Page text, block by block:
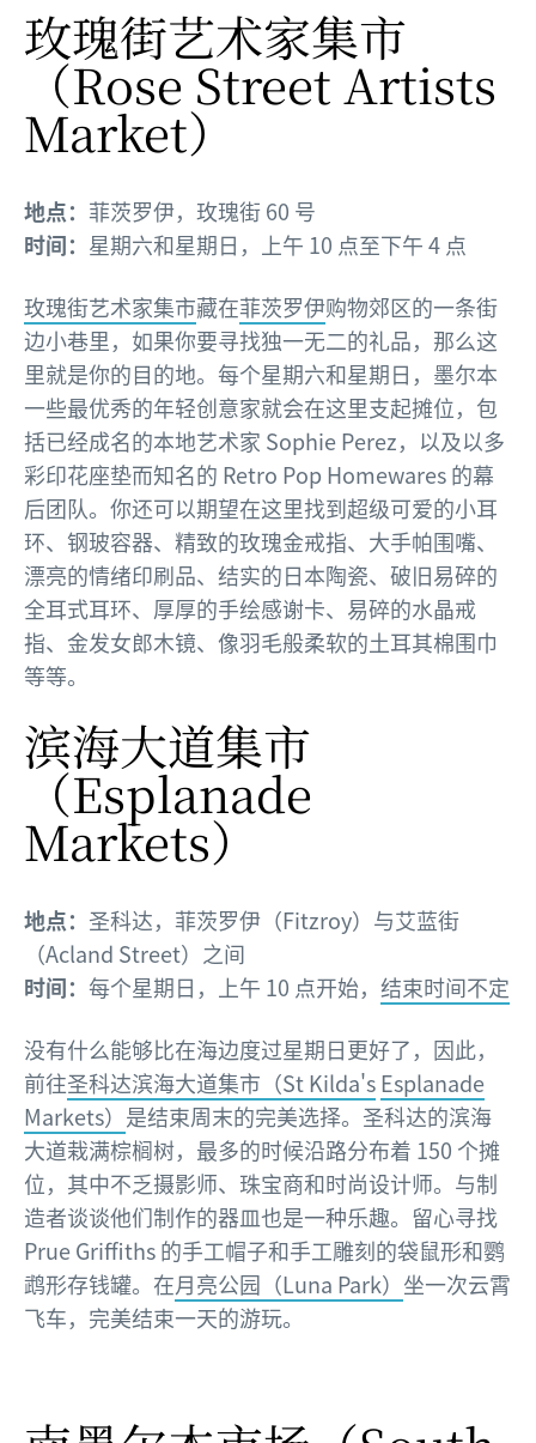
玫瑰街艺术家集市
（Rose Street Artists
Market）
地点： 菲茨罗伊，玫瑰街 60 号
时间： 星期六和星期日，上午 10 点至下午 4 点
玫瑰街艺术家集市藏在菲茨罗伊购物郊区的一条街
边小巷里，如果你要寻找独一无二的礼品，那么这
里就是你的目的地。每个星期六和星期日，墨尔本
一些最优秀的年轻创意家就会在这里支起摊位，包
括已经成名的本地艺术家 Sophie Perez，以及以多
彩印花座垫而知名的 Retro Pop Homewares 的幕
后团队。你还可以期望在这里找到超级可爱的小耳
环、钢玻容器、精致的玫瑰金戒指、大手帕围嘴、
漂亮的情绪印刷品、结实的日本陶瓷、破旧易碎的
全耳式耳环、厚厚的手绘感谢卡、易碎的水晶戒
指、金发女郎木镜、像羽毛般柔软的土耳其棉围巾
等等。
滨海大道集市
（Esplanade
Markets）
地点： 圣科达，菲茨罗伊（Fitzroy）与艾蓝街
（Acland Street）之间
时间： 每个星期日，上午 10 点开始， 结束时间不定
没有什么能够比在海边度过星期日更好了，因此，
前往圣科达滨海大道集市（St Kilda'sEsplanade
Markets） 是结束周末的完美选择。圣科达的滨海
大道栽满棕榈树，最多的时候沿路分布着 150 个摊
位，其中不乏摄影师、珠宝商和时尚设计师。与制
造者谈谈他们制作的器皿也是一种乐趣。留心寻找
Prue Griffiths 的手工帽子和手工雕刻的袋鼠形和鹦
鹉形存钱罐。在月亮公园（Luna Park） 坐一次云霄
飞车，完美结束一天的游玩。